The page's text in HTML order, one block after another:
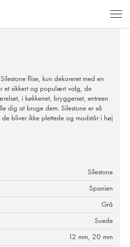
flise, kun dekoreret med en
et sikkert og populært valg, de
i køkkenet, bryggerset, entreen
dig at bruge dem. Silestone er så
bliver ikke plettede og modstår i høj
Silestone
Spanien
Grå
Suede
12 mm, 20 mm